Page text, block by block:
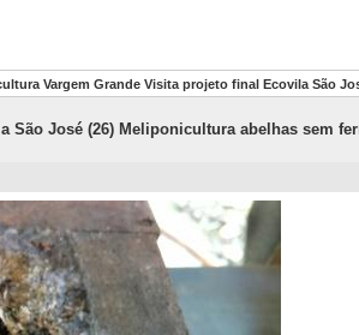
Vargem Grande Visita projeto final Ecovila São
São José (26) Meliponicultura abelhas sem